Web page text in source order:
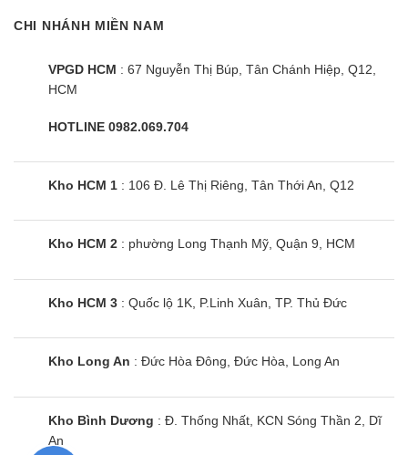
CHI NHÁNH MIỀN NAM
VPGD HCM : 67 Nguyễn Thị Búp, Tân Chánh Hiệp, Q12,
HCM
HOTLINE 0982.069.704
Kho HCM 1 : 106 Đ. Lê Thị Riêng, Tân Thới An, Q12
Kho HCM 2 : phường Long Thạnh Mỹ, Quận 9, HCM
Kho HCM 3 : Quốc lộ 1K, P.Linh Xuân, TP. Thủ Đức
Kho Long An : Đức Hòa Đông, Đức Hòa, Long An
Kho Bình Dương : Đ. Thống Nhất, KCN Sóng Thần 2, Dĩ
An